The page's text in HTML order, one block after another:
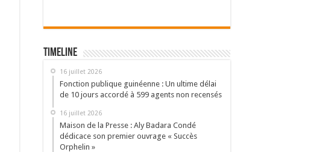
Timeline
16 juillet 2026
Fonction publique guinéenne : Un ultime délai
de 10 jours accordé à 599 agents non recensés
16 juillet 2026
Maison de la Presse : Aly Badara Condé
dédicace son premier ouvrage « Succès
Orphelin »